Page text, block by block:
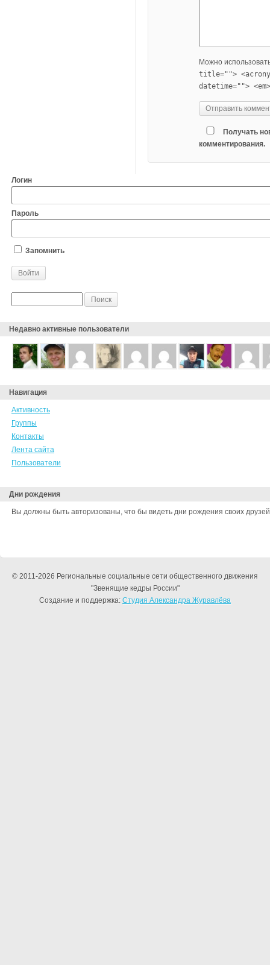
Можно
title="">
datetime="">
Получать
комментирования.
Логин
Пароль
Запомнить
Недавно активные пользователи
Навигация
Активность
Группы
Контакты
Лента сайта
Пользователи
Дни рождения
Вы должны быть авторизованы, что бы видеть дни рождения своих
© 2011-2026 Региональные социальные сети общественного движения
"Звенящие кедры России"
Создание и поддержка: Студия Александра Журавлёва